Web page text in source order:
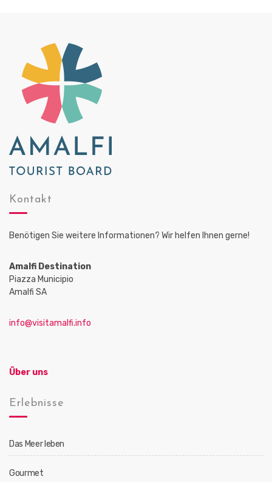
Kontakt
Benötigen Sie weitere Informationen? Wir helfen Ihnen gerne!
Amalfi Destination
Piazza Municipio
Amalfi SA
info@visitamalfi.info
Über uns
Erlebnisse
Das Meer leben
Gourmet